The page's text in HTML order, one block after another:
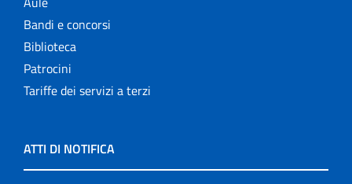
Bandi e concorsi
Biblioteca
Patrocini
Tariffe dei servizi a terzi
ATTI DI NOTIFICA